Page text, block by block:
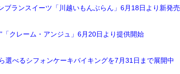
ランスイーツ「川越いもんぶらん」6月18日より新発売
「クレーム・アンジュ」6月20日より提供開始
選べるシフォンケーキバイキングを7月31日まで展開中